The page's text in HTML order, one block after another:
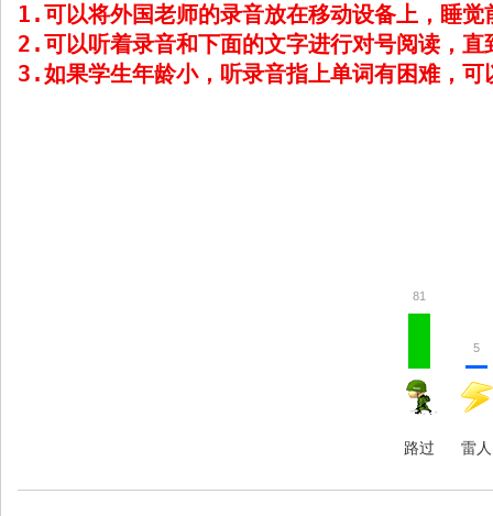
1.可以将外国老师的录音放在移动设备上，睡
2.可以听着录音和下面的文字进行对号阅读，直
3.如果学生年龄小，听录音指上单词有困难，可
81
路过
5
雷人